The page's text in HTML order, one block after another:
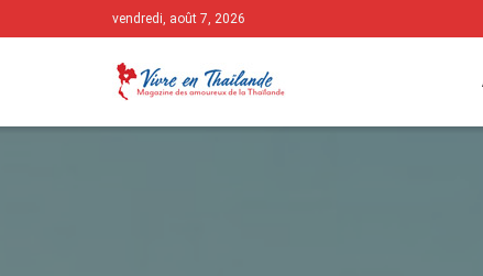
vendredi, août 7, 2026